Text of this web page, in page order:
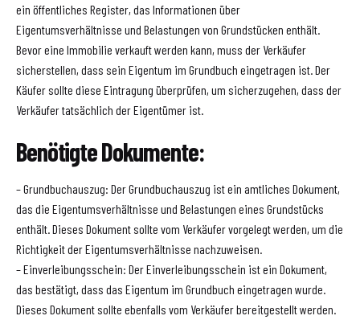
ein öffentliches Register, das Informationen über
Eigentumsverhältnisse und Belastungen von Grundstücken enthält.
Bevor eine Immobilie verkauft werden kann, muss der Verkäufer
sicherstellen, dass sein Eigentum im Grundbuch eingetragen ist. Der
Käufer sollte diese Eintragung überprüfen, um sicherzugehen, dass der
Verkäufer tatsächlich der Eigentümer ist.
Benötigte Dokumente:
– Grundbuchauszug: Der Grundbuchauszug ist ein amtliches Dokument,
das die Eigentumsverhältnisse und Belastungen eines Grundstücks
enthält. Dieses Dokument sollte vom Verkäufer vorgelegt werden, um die
Richtigkeit der Eigentumsverhältnisse nachzuweisen.
– Einverleibungsschein: Der Einverleibungsschein ist ein Dokument,
das bestätigt, dass das Eigentum im Grundbuch eingetragen wurde.
Dieses Dokument sollte ebenfalls vom Verkäufer bereitgestellt werden.